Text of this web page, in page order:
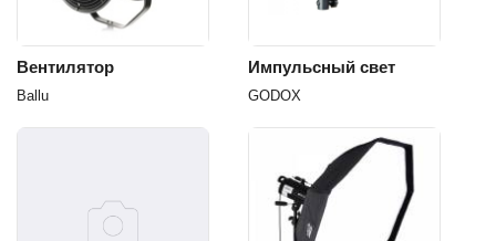
Вентилятор
Ballu
Импульсный свет
GODOX